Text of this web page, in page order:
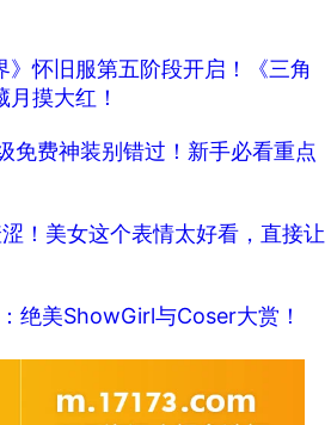
》怀旧服第五阶段开启！《三角
摸大红！
免费神装别错过！新手必看重点
！美女这个表情太好看，直接让
绝美ShowGirl与Coser大赏！